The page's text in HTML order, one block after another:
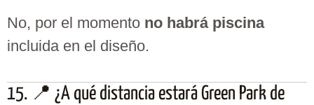
No, por el momento no habrá piscina
incluida en el diseño.
15. 📍 ¿A qué distancia estará Green Park de